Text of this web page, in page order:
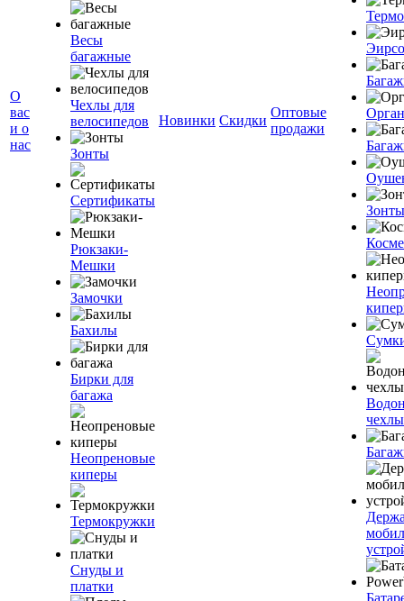
О
вас
и о
нас
Весы
багажные
Чехлы для
велосипедов
Зонты
Сертификаты
Рюкзаки-
Мешки
Замочки
Бахилы
Бирки для
багажа
Неопреновые
киперы
Термокружки
Снуды и
платки
Новинки Скидки
Оптовые
продажи
Зонты